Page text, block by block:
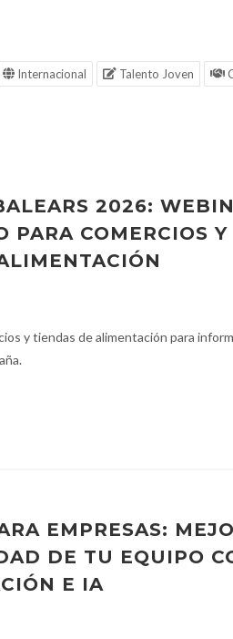
Internacional Talento Joven
2026:
PARA COMERCIOS Y
y tiendas de alimentación para
EMPRESAS:
DE TU EQUIPO
E IA